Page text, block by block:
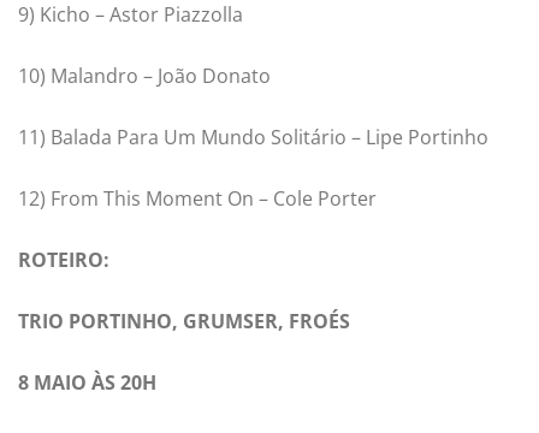
9) Kicho – Astor Piazzolla
10) Malandro – João Donato
11) Balada Para Um Mundo Solitário – Lipe Portinho
12) From This Moment On – Cole Porter
ROTEIRO:
TRIO PORTINHO, GRUMSER, FROÉS
8 MAIO ÀS 20H